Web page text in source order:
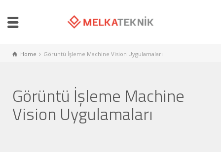
Home Görüntü İşleme Machine Vision Uygulamaları
Görüntü İşleme Machine
Vision Uygulamaları